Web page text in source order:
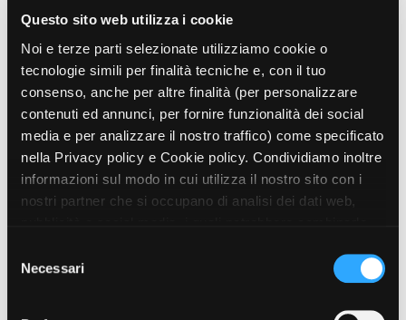
Questo sito web utilizza i cookie
Noi e terze parti selezionate utilizziamo cookie o
tecnologie simili per finalità tecniche e, con il tuo
consenso, anche per altre finalità (per personalizzare
contenuti ed annunci, per fornire funzionalità dei social
media e per analizzare il nostro traffico) come specificato
nella Privacy policy e Cookie policy. Condividiamo inoltre
informazioni sul modo in cui utilizza il nostro sito con i
nostri partner che si occupano di analisi dei dati web,
raccolto dal suo utilizzo dei loro servizi. Puoi liberamente
prestare, rifiutare o revocare il tuo consenso, in qualsiasi
momento. Puoi acconsentire all’utilizzo di tali tecnologie
Necessari